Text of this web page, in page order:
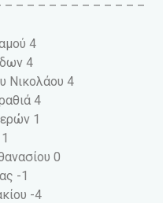
– – – – – – – – – – – – –
4
4
Νικολάου 4
4
1
0
-1
-4